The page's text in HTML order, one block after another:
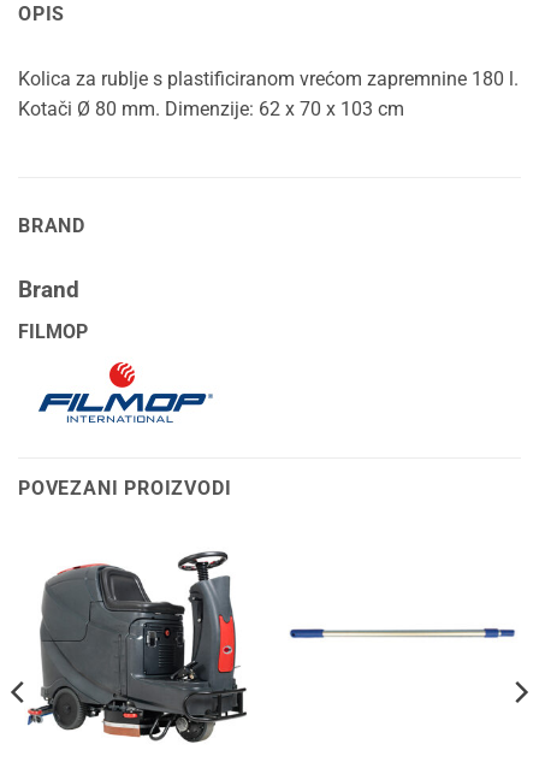
OPIS
Kolica za rublje s plastificiranom vrećom zapremnine 180 l.
Kotači Ø 80 mm. Dimenzije: 62 x 70 x 103 cm
BRAND
Brand
FILMOP
POVEZANI PROIZVODI